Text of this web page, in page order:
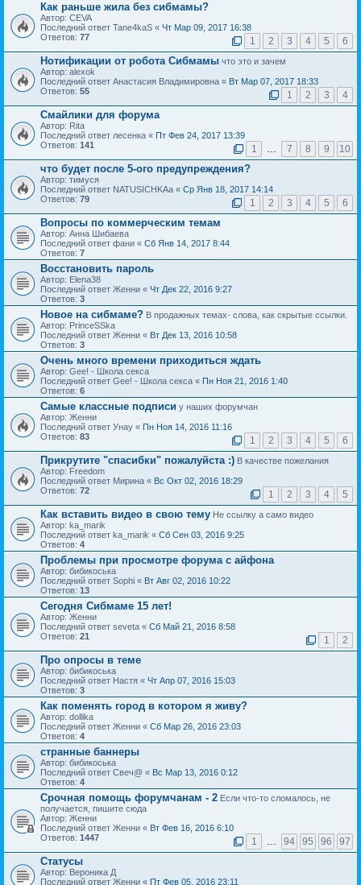
Как раньше жила без сибмамы?
Автор: CEVA
Последний ответ Tane4kaS « Чт Мар 09, 2017 16:38
Ответов: 77 1 2 3 4 5 6
Нотификации от робота Сибмамы что это и зачем
Автор: alexok
Последний ответ Анастасия Владимировна « Вт Мар 07, 2017 18:33
Ответов: 55 1 2 3 4
Смайлики для форума
Автор: Rita
Последний ответ лесенка « Пт Фев 24, 2017 13:39
Ответов: 141 1 … 7 8 9 10
что будет после 5-ого предупреждения?
Автор: тимуся
Последний ответ NATUSICHKAa « Ср Янв 18, 2017 14:14
Ответов: 79 1 2 3 4 5 6
Вопросы по коммерческим темам
Автор: Анна Шибаева
Последний ответ фани « Сб Янв 14, 2017 8:44
Ответов: 7
Восстановить пароль
Автор: Elena38
Последний ответ Женни « Чт Дек 22, 2016 9:27
Ответов: 3
Новое на сибмаме? В продажных темах- слова, как скрытые ссылки.
Автор: PrinceSSka
Последний ответ Женни « Вт Дек 13, 2016 10:58
Ответов: 3
Очень много времени приходиться ждать
Автор: Gee! - Школа секса
Последний ответ Gee! - Школа секса « Пн Ноя 21, 2016 1:40
Ответов: 6
Самые классные подписи у наших форумчан
Автор: Женни
Последний ответ Унау « Пн Ноя 14, 2016 11:16
Ответов: 83 1 2 3 4 5 6
Прикрутите "спасибки" пожалуйста :) В качестве пожелания
Автор: Freedom
Последний ответ Мирина « Вс Окт 02, 2016 18:29
Ответов: 72 1 2 3 4 5
Как вставить видео в свою тему Не ссылку а само видео
Автор: ka_marik
Последний ответ ka_marik « Сб Сен 03, 2016 9:25
Ответов: 4
Проблемы при просмотре форума с айфона
Автор: бибикоська
Последний ответ Sophi « Вт Авг 02, 2016 10:22
Ответов: 13
Сегодня Сибмаме 15 лет!
Автор: Женни
Последний ответ seveta « Сб Май 21, 2016 8:58
Ответов: 21 1 2
Про опросы в теме
Автор: бибикоська
Последний ответ Настя « Чт Апр 07, 2016 15:03
Ответов: 3
Как поменять город в котором я живу?
Автор: dollika
Последний ответ Женни « Сб Мар 26, 2016 23:03
Ответов: 4
странные баннеры
Автор: бибикоська
Последний ответ Свеч@ « Вс Мар 13, 2016 0:12
Ответов: 4
Срочная помощь форумчанам - 2 Если что-то сломалось, не
получается, пишите сюда
Автор: Женни
Последний ответ Женни « Вт Фев 16, 2016 6:10
Ответов: 1447 1 … 94 95 96 97
Статусы
Автор: Вероника Д
Последний ответ Женни « Пт Фев 05, 2016 23:11